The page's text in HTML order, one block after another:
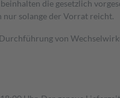
die gesetzlich
solange der Vorrat reicht.
von